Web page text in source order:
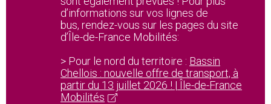
d’informations sur vos lignes de
bus, rendez-vous sur les pages du site
d’Île-de-France Mobilités:
> Pour le nord du territoire : Bassin
Chellois : nouvelle offre de transport, à
partir du 13 juillet 2026 ! | Île-de-France
Mobilités